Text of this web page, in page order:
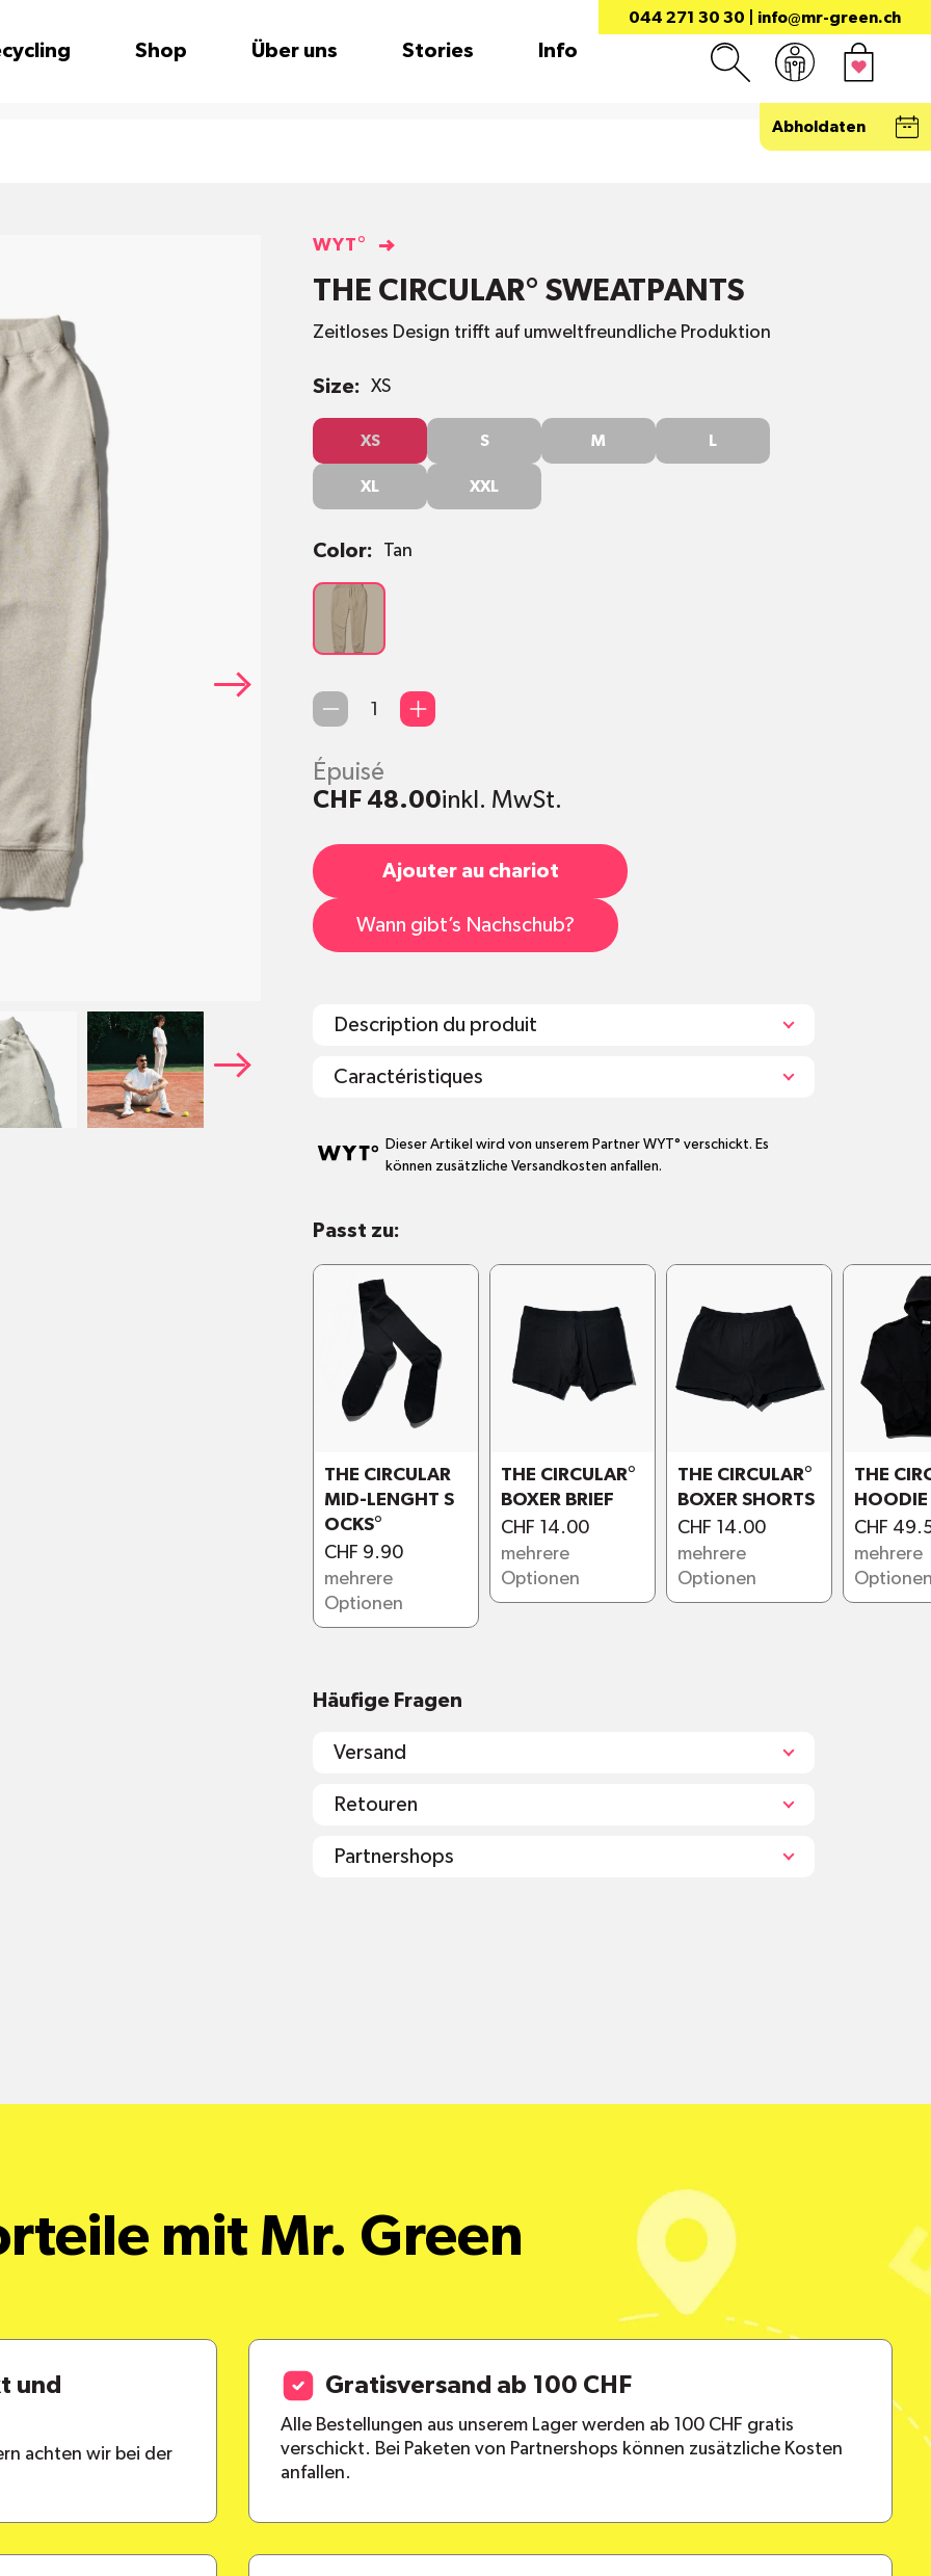
044 271 30 30 info@mr-green.ch
Shop Über uns Stories Info
Abholdaten
WYT°
THE CIRCULAR° SWEATPANTS
Zeitloses Design trifft auf umweltfreundliche Produktion
Size: XS
XS XS S S M M L L
XL XL XXL XXL
Color: Tan
Tan
Quantité
Épuisé
CHF 48.00inkl. MwSt.
Ajouter au chariot
Wann gibt’s Nachschub?
Description du produit
Caractéristiques
Tapered Fit (wird nach unten enger)
Normale Grösse
Schwerer Stoff: 380 g/m2
Nachhaltig in Portugal hergestellt
Grösseninfo:
hi@shopwyt.com
Dieser Artikel wird von unserem Partner WYT° verschickt. Es
können zusätzliche Versandkosten anfallen.
Passt zu:
THE CIRCULAR
MID-LENGHT S
OCKS°
CHF 9.90
mehrere
Optionen
THE CIRCULAR°
BOXER BRIEF
CHF 14.00
mehrere
Optionen
THE CIRCULAR°
BOXER SHORTS
CHF 14.00
mehrere
Optionen
THE
HOODIE
CHF
mehrere
Häufige Fragen
Versand
Versandkosten
Retouren
Partnershops
mit Mr. Green
und
achten wir bei der
Gratisversand ab 100 CHF
Alle Bestellungen aus unserem Lager werden ab 100 CHF gratis
verschickt. Bei Paketen von Partnershops können zusätzliche Kosten
anfallen.